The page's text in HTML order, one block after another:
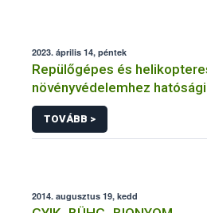
2023. április 14, péntek
Repülőgépes és
növényvédelemhez
rendelkező szervezetek
TOVÁBB >
2014. augusztus 19, kedd